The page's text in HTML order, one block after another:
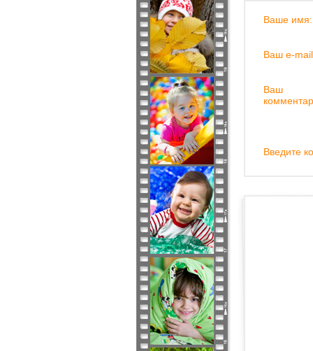
Ваше имя:
Ваш e-
Ваш
Введите